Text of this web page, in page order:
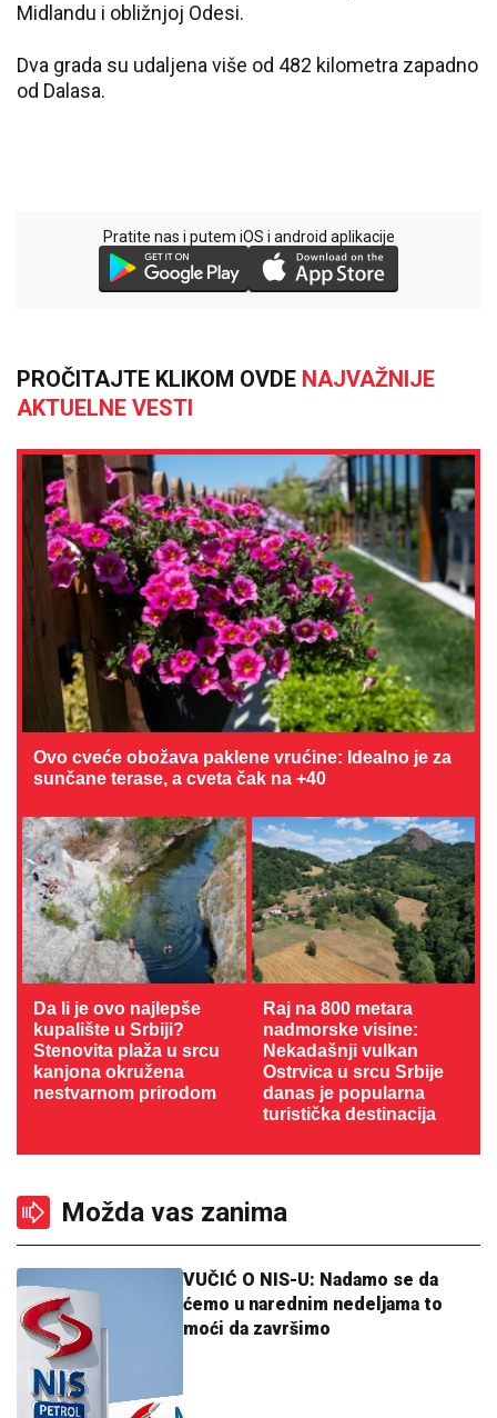
Midlandu i obližnjoj Odesi.
Dva grada su udaljena više od 482 kilometra zapadno
od Dalasa.
Pratite nas i putem iOS i android aplikacije
PROČITAJTE KLIKOM OVDE NAJVAŽNIJE
AKTUELNE VESTI
Ovo cveće obožava paklene vrućine: Idealno je za
sunčane terase, a cveta čak na +40
Da li je ovo najlepše
kupalište u Srbiji?
Stenovita plaža u srcu
kanjona okružena
nestvarnom prirodom
Raj na 800 metara
nadmorske visine:
Nekadašnji vulkan
Ostrvica u srcu Srbije
danas je popularna
turistička destinacija
Možda vas zanima
VUČIĆ O NIS-U: Nadamo se da
ćemo u narednim nedeljama to
moći da završimo